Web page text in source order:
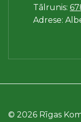
Tālrunis:
Adrese:
© 2026 Rīgas